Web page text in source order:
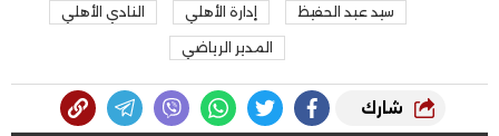
سيد عبد الحفيظ إدارة الأهلي النادي الأهلي
المدير الرياضي
شارك